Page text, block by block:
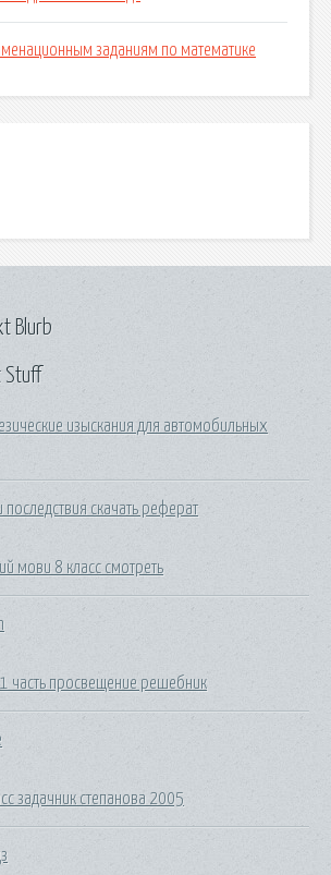
заданиям по математике
Stuff
изыскания для автомобильных
скачать реферат
мови 8 класс смотреть
1 часть просвещение решебник
задачник степанова 2005
Blurb